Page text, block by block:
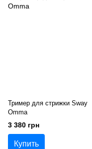
Тример для стрижки Sway
Omma
3 380 грн
Купить